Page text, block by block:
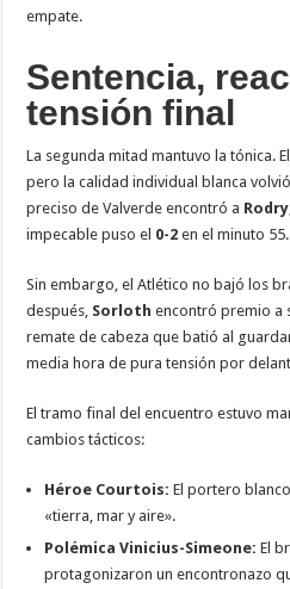
empate.
Sentencia,
tensión final
La segunda mitad mantuvo la tónica.
pero la calidad individual blanca
preciso de Valverde encontró a
impecable puso el 0-2 en el minuto 55.
Sin embargo, el Atlético no bajó los
después, Sorloth encontró premio a
remate de cabeza que batió al
media hora de pura tensión por
El tramo final del encuentro estuvo
cambios tácticos:
Héroe Courtois: El portero
«tierra, mar y aire».
Polémica Vinicius-Simeone: El
protagonizaron un encontronazo